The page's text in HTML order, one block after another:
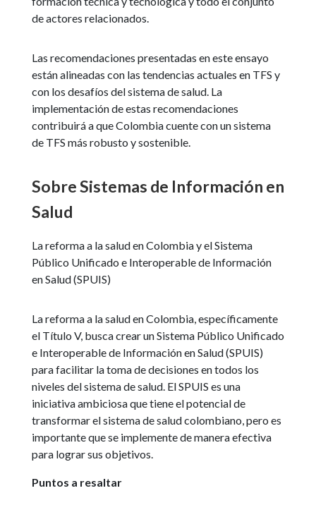
de actores relacionados.
Las recomendaciones presentadas en este ensayo
están alineadas con las tendencias actuales en TFS y
con los desafíos del sistema de salud. La
implementación de estas recomendaciones
contribuirá a que Colombia cuente con un sistema
de TFS más robusto y sostenible.
Sobre Sistemas de Información en
Salud
La reforma a la salud en Colombia y el Sistema
Público Unificado e Interoperable de Información
en Salud (SPUIS)
La reforma a la salud en Colombia, específicamente
el Título V, busca crear un Sistema Público Unificado
e Interoperable de Información en Salud (SPUIS)
para facilitar la toma de decisiones en todos los
niveles del sistema de salud. El SPUIS es una
iniciativa ambiciosa que tiene el potencial de
transformar el sistema de salud colombiano, pero es
importante que se implemente de manera efectiva
para lograr sus objetivos.
Puntos a resaltar